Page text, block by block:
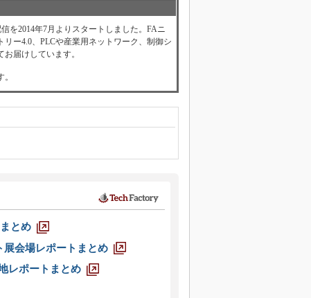
を2014年7月よりスタートしました。FAニ
ー4.0、PLCや産業用ネットワーク、制御シ
届けしています。
とめ
展会場レポートまとめ
レポートまとめ